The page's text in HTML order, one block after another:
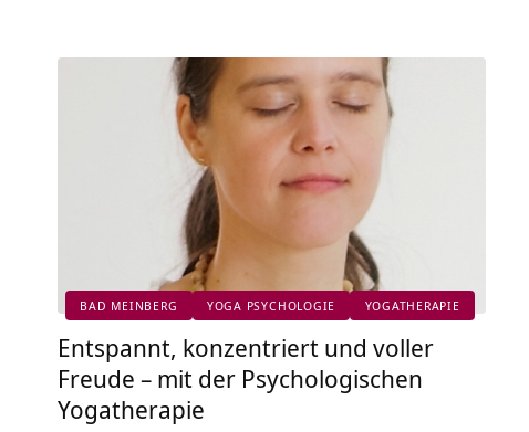
BAD MEINBERG YOGA PSYCHOLOGIE YOGATHERAPIE
Entspannt, konzentriert und voller
Freude – mit der Psychologischen
Yogatherapie